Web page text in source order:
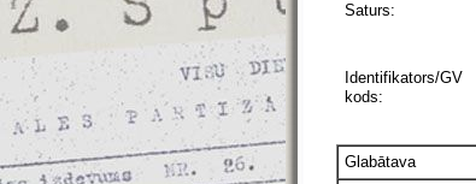
Saturs:
Identifikators/GV
kods:
Glabātava